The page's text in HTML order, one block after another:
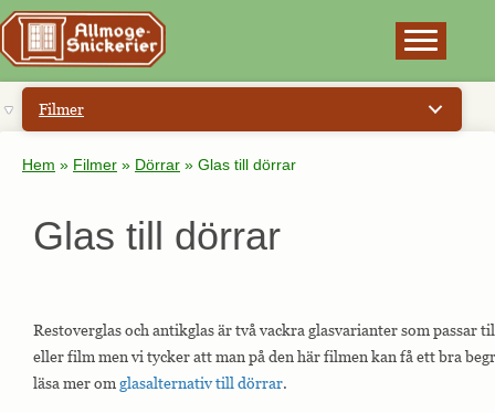
Filmer
Hem » Filmer » Dörrar » Glas till dörrar
Glas till dörrar
Restoverglas och antikglas är två vackra glasvarianter som passar
eller film men vi tycker att man på den här filmen kan få ett bra
läsa mer omglasalternativ till dörrar.